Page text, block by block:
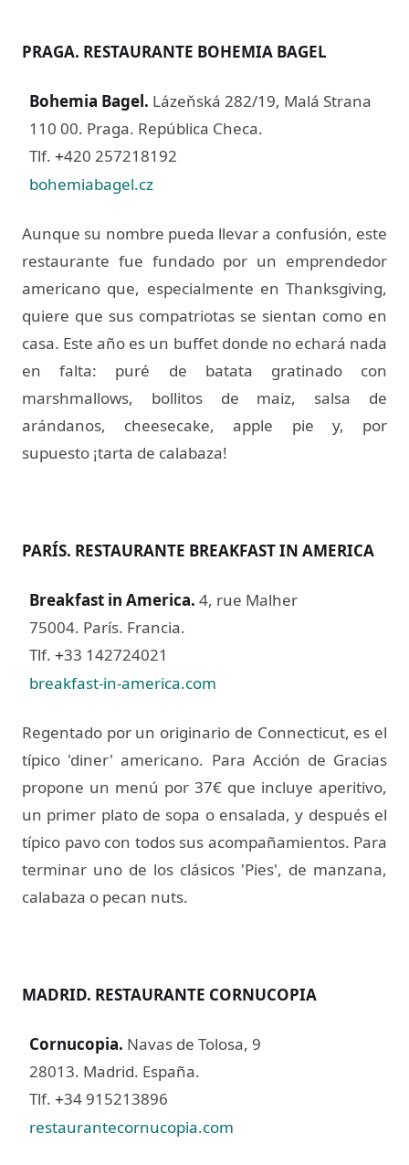
PRAGA. RESTAURANTE BOHEMIA BAGEL
Bohemia Bagel. Lázeňská 282/19, Malá Strana
110 00. Praga. República Checa.
Tlf. +420 257218192
bohemiabagel.cz
Aunque su nombre pueda llevar a confusión, este
restaurante fue fundado por un emprendedor
americano que, especialmente en Thanksgiving,
quiere que sus compatriotas se sientan como en
casa. Este año es un buffet donde no echará nada
en falta: puré de batata gratinado con
marshmallows, bollitos de maiz, salsa de
arándanos, cheesecake, apple pie y, por
supuesto ¡tarta de calabaza!
PARÍS. RESTAURANTE BREAKFAST IN AMERICA
Breakfast in America. 4, rue Malher
75004. París. Francia.
Tlf. +33 142724021
breakfast-in-america.com
Regentado por un originario de Connecticut, es el
típico 'diner' americano. Para Acción de Gracias
propone un menú por 37€ que incluye aperitivo,
un primer plato de sopa o ensalada, y después el
típico pavo con todos sus acompañamientos. Para
terminar uno de los clásicos 'Pies', de manzana,
calabaza o pecan nuts.
MADRID. RESTAURANTE CORNUCOPIA
Cornucopia. Navas de Tolosa, 9
28013. Madrid. España.
Tlf. +34 915213896
restaurantecornucopia.com